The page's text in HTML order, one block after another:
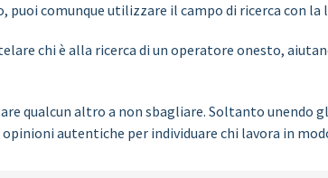
comunque utilizzare il campo di ricerca con
chi è alla ricerca di un operatore onesto,
qualcun altro a non sbagliare. Soltanto unendo
autentiche per individuare chi lavora in